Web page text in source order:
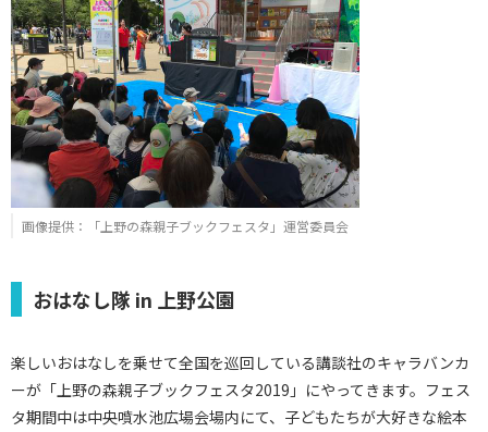
画像提供：「上野の森親子ブックフェスタ」運営委員会
おはなし隊 in 上野公園
楽しいおはなしを乗せて全国を巡回している講談社のキャラバンカ
ーが「上野の森親子ブックフェスタ2019」にやってきます。フェス
タ期間中は中央噴水池広場会場内にて、子どもたちが大好きな絵本